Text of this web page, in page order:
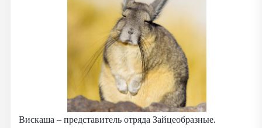
Вискаша – представитель отряда Зайцеобразные.